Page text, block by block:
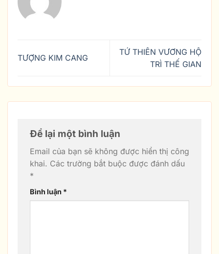
TƯỢNG KIM CANG
TỨ THIÊN VƯƠNG HỘ
TRÌ THẾ GIAN
Để lại một bình luận
Email của bạn sẽ không được hiển thị công
khai. Các trường bắt buộc được đánh dấu
*
Bình luận *